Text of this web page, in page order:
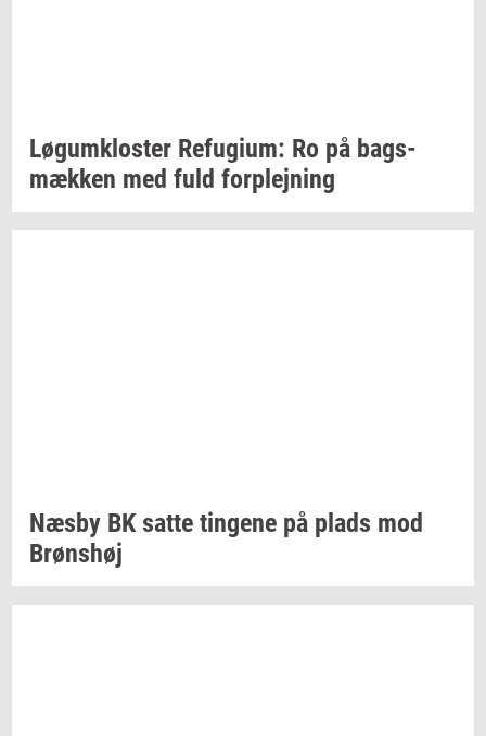
Løgum­klo­ster Re­fu­gi­um: Ro på bags­
mæk­ken med fuld for­plej­ning
Næsby BK satte tin­ge­ne på plads mod
Brøns­høj